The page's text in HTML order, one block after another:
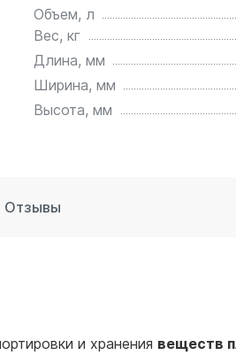
Объем, л
Вес, кг
Длина, мм
Ширина, мм
Высота, мм
Отзывы
и хранения веществ